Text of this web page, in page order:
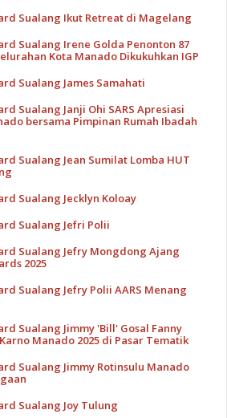
Sualang Ikut Retreat di Magelang
Sualang Irene Golda Penonton 87
Kota Manado Dikukuhkan IGP
Sualang James Samahati
Sualang Janji Ohi SARS Apresiasi
bersama Pimpinan Rumah Ibadah
Sualang Jean Sumilat Lomba HUT
Sualang Jecklyn Koloay
Sualang Jefri Polii
Sualang Jefry Mongdong Ajang
2025
Sualang Jefry Polii AARS Menang
Sualang Jimmy 'Bill' Gosal Fanny
Manado 2025 di Pasar Tematik
Sualang Jimmy Rotinsulu Manado
Sualang Joy Tulung